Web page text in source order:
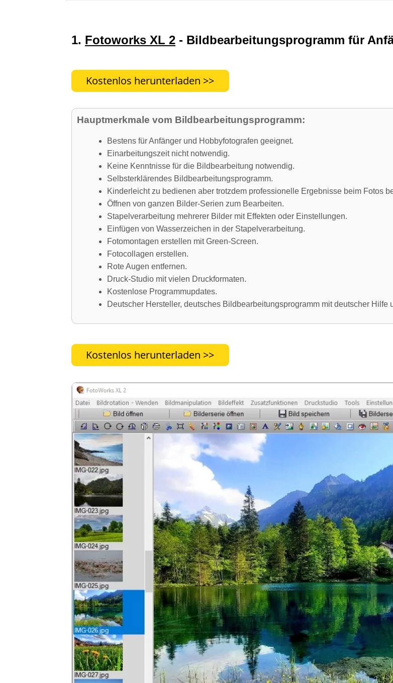
1. Fotoworks XL 2 - Bildbearbeitungsprogramm für
Hauptmerkmale vom Bildbearbeitungsprogramm:
Bestens für Anfänger und Hobbyfotografen geeignet.
Einarbeitungszeit nicht notwendig.
Keine Kenntnisse für die Bildbearbeitung notwendig.
Selbsterklärendes Bildbearbeitungsprogramm.
Kinderleicht zu bedienen aber trotzdem professionelle Ergebnisse beim Fotos
Öffnen von ganzen Bilder-Serien zum Bearbeiten.
Stapelverarbeitung mehrerer Bilder mit Effekten oder Einstellungen.
Einfügen von Wasserzeichen in der Stapelverarbeitung.
Fotomontagen erstellen mit Green-Screen.
Fotocollagen erstellen.
Rote Augen entfernen.
Druck-Studio mit vielen Druckformaten.
Kostenlose Programmupdates.
Deutscher Hersteller, deutsches Bildbearbeitungsprogramm mit deutscher Hilfe